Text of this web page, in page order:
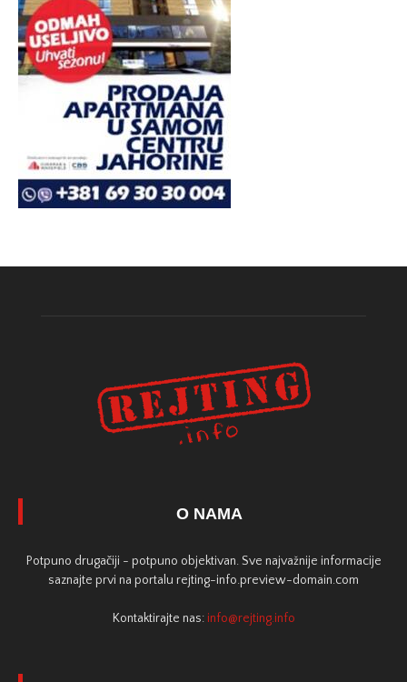
O NAMA
Potpuno drugačiji - potpuno objektivan. Sve najvažnije informacije
saznajte prvi na portalu rejting-info.preview-domain.com
Kontaktirajte nas: info@rejting.info